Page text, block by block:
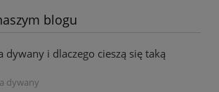
blogu
dywany i dlaczego cieszą się taką
dywany